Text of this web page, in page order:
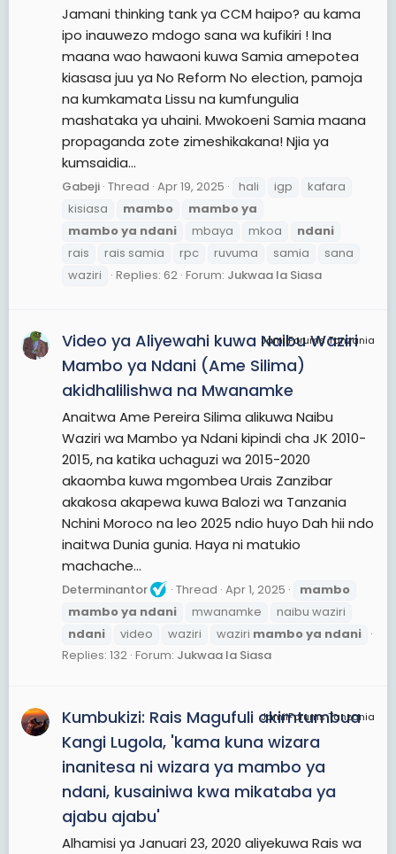
Jamani thinking tank ya CCM haipo? au kama
ipo inauwezo mdogo sana wa kufikiri ! Ina
maana wao hawaoni kuwa Samia amepotea
kiasasa juu ya No Reform No election, pamoja
na kumkamata Lissu na kumfungulia
mashataka ya uhaini. Mwokoeni Samia maana
propaganda zote zimeshikakana! Njia ya
kumsaidia...
Gabeji Thread Apr 19, 2025 hali igp
kafara
kisiasa
mambo mamboya
mamboya ndani mbaya mkoa
ndani
rais
rais samia rpc ruvuma samia
sana
waziri
Replies: 62 Forum: Jukwaa la Siasa
JamiiForums Tanzania
Video ya Aliyewahi kuwa Naibu Waziri
Mambo ya Ndani (Ame Silima)
akidhalilishwa na Mwanamke
Anaitwa Ame Pereira Silima alikuwa Naibu
Waziri wa Mambo ya Ndani kipindi cha JK 2010-
2015, na katika uchaguzi wa 2015-2020
akaomba kuwa mgombea Urais Zanzibar
akakosa akapewa kuwa Balozi wa Tanzania
Nchini Moroco na leo 2025 ndio huyo Dah hii ndo
inaitwa Dunia gunia. Haya ni matukio
machache...
Determinantor Thread Apr 1, 2025
mambo
mamboya ndani mwanamke
naibu waziri
ndani
video waziri waziri mamboya ndani
Replies: 132 Forum: Jukwaa la Siasa
JamiiForums Tanzania
Kumbukizi: Rais Magufuli akimtumbua
Kangi Lugola, 'kama kuna wizara
inanitesa ni wizara ya mambo ya
ndani, kusainiwa kwa mikataba ya
ajabu ajabu'
Alhamisi ya Januari 23, 2020 aliyekuwa Rais wa